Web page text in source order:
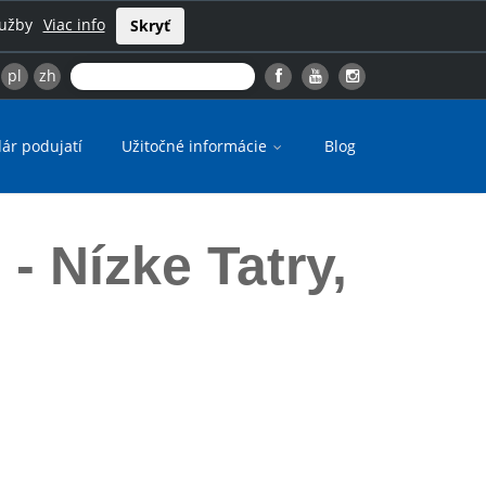
Viac info Skryť
pl zh
podujatí Užitočné informácie Blog
Nízke Tatry,